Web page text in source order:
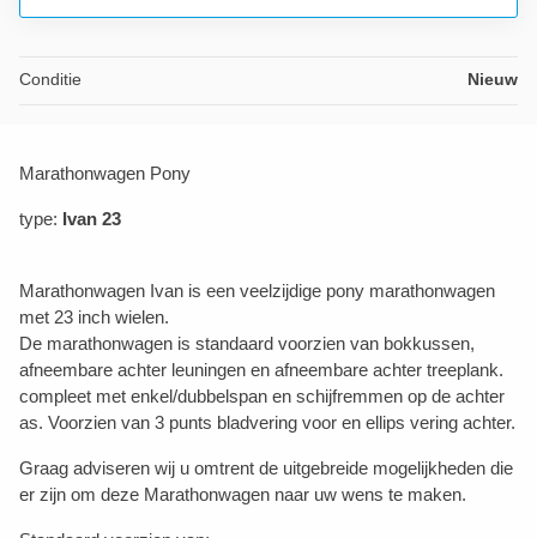
Conditie Nieuw
Marathonwagen Pony
type: Ivan 23
Marathonwagen Ivan is een veelzijdige pony marathonwagen
met 23 inch wielen.
De marathonwagen is standaard voorzien van bokkussen,
afneembare achter leuningen en afneembare achter treeplank.
compleet met enkel/dubbelspan en schijfremmen op de achter
as. Voorzien van 3 punts bladvering voor en ellips vering achter.
Graag adviseren wij u omtrent de uitgebreide mogelijkheden die
er zijn om deze Marathonwagen naar uw wens te maken.